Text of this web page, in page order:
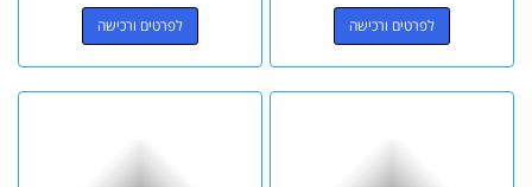
לפרטים ורכישה לפרטים ורכישה